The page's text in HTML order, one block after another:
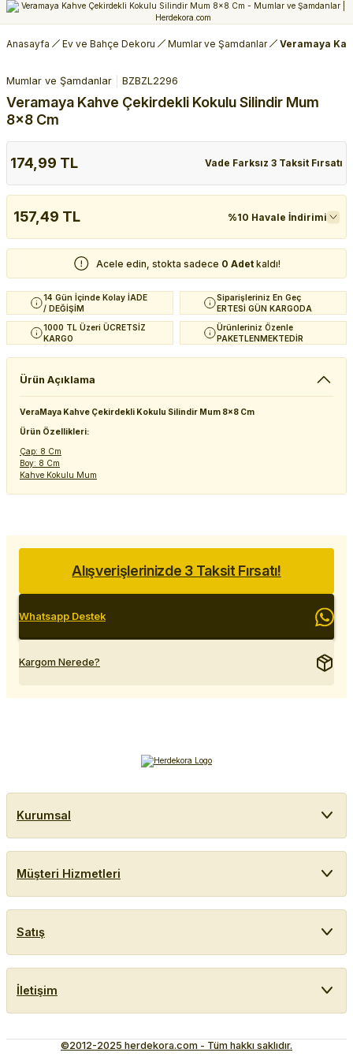
Anasayfa Ev ve Bahçe Dekoru Mumlar ve Şamdanlar Veramaya
Mumlar ve Şamdanlar BZBZL2296
Veramaya Kahve Çekirdekli Kokulu Silindir Mum
8x8 Cm
174,99 TL Vade Farksız 3 Taksit Fırsatı
157,49 TL %10 Havale İndirimi
Acele edin, stokta sadece 0 Adet kaldı!
14 Gün İçinde Kolay İADE
/ DEĞİŞİM
Siparişleriniz En Geç
ERTESİ GÜN KARGODA
1000 TL Üzeri ÜCRETSİZ
KARGO
Ürünleriniz Özenle
PAKETLENMEKTEDİR
Ürün Açıklama
VeraMaya Kahve Çekirdekli Kokulu Silindir Mum 8x8 Cm
Ürün Özellikleri:
Çap: 8 Cm
Boy: 8 Cm
Kahve Kokulu Mum
Alışverişlerinizde 3 Taksit Fırsatı!
Whatsapp Destek
Kargom Nerede?
Kurumsal
Müşteri Hizmetleri
Satış
İletişim
©2012-2025 herdekora.com - Tüm hakkı saklıdır.